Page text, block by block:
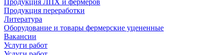
Продукция ЛПХ и фермеров
Продукция переработки
Литература
Оборудование и товары фермерские уцененные
Вакансии
Услуги работ